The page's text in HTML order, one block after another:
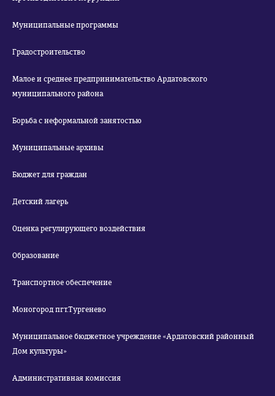
Муниципальные программы
Градостроительство
Малое и среднее предпринимательство Ардатовского
муниципального района
Борьба с неформальной занятостью
Муниципальные архивы
Бюджет для граждан
Детский лагерь
Оценка регулирующего воздействия
Образование
Транспортное обеспечение
Моногород пгт.Тургенево
Муниципальное бюджетное учреждение «Ардатовский районный
Дом культуры»
Административная комиссия